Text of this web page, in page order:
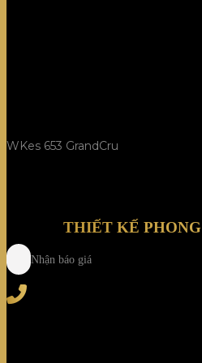
WKes 653 GrandCru
THIẾT KẾ
Nhận báo giá